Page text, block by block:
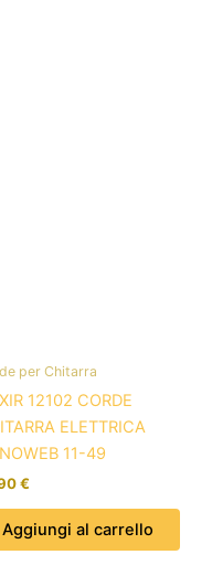
per Chitarra
12102 CORDE
ELETTRICA
11-49
€
Aggiungi al carrello